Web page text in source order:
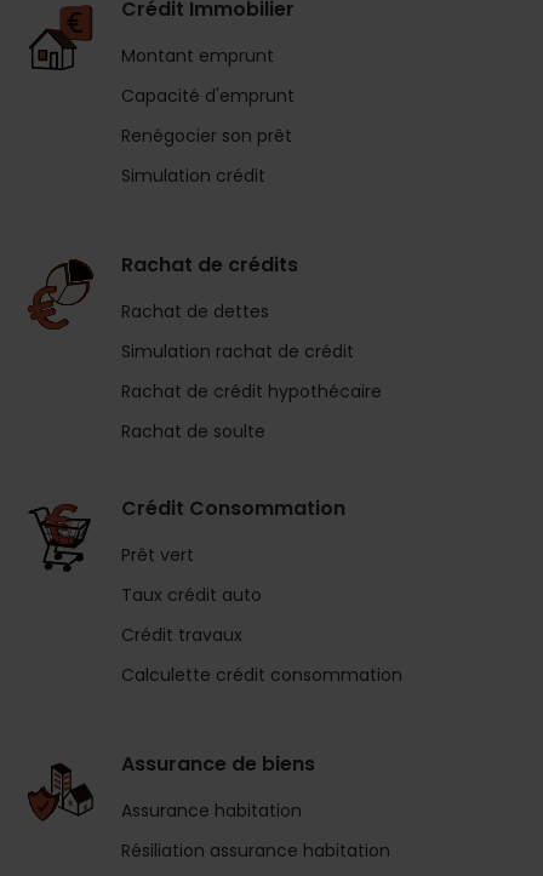
Crédit Immobilier
Montant emprunt
Capacité d'emprunt
Renégocier son prêt
Simulation crédit
Rachat de crédits
Rachat de dettes
Simulation rachat de crédit
Rachat de crédit hypothécaire
Rachat de soulte
Crédit Consommation
Prêt vert
Taux crédit auto
Crédit travaux
Calculette crédit consommation
Assurance de biens
Assurance habitation
Résiliation assurance habitation